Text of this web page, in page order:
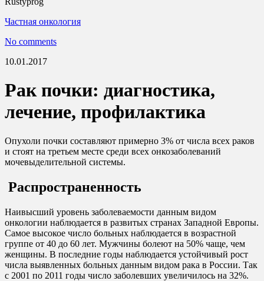
Частная онкология
No comments
10.01.2017
Рак почки: диагностика,
лечение, профилактика
Опухоли почки составляют примерно 3% от числа всех раков
и стоят на третьем месте среди всех онкозаболеваний
мочевыделительной системы.
Распространенность
Наивысший уровень заболеваемости данным видом
онкологии наблюдается в развитых странах Западной Европы.
Самое высокое число больных наблюдается в возрастной
группе от 40 до 60 лет. Мужчины болеют на 50% чаще, чем
женщины. В последние годы наблюдается устойчивый рост
числа выявленных больных данным видом рака в России. Так
с 2001 по 2011 годы число заболевших увеличилось на 32%.